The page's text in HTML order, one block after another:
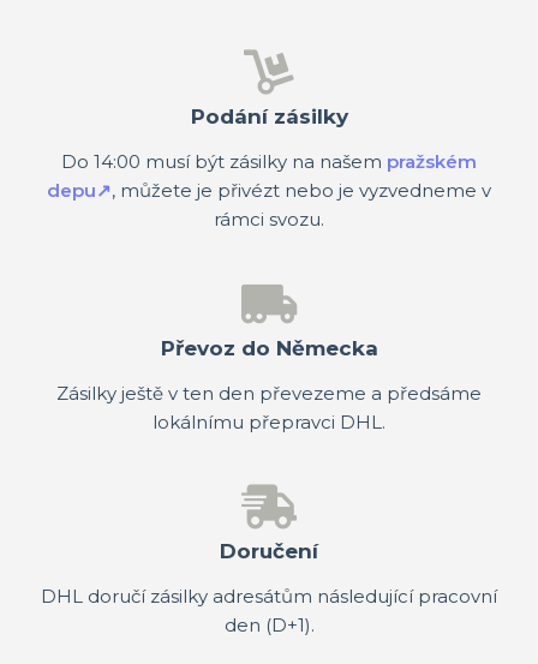
Podání zásilky
Do 14:00 musí být zásilky na našem pražském
depu↗, můžete je přivézt nebo je vyzvedneme v
rámci svozu.
Převoz do Německa
Zásilky ještě v ten den převezeme a předsáme
lokálnímu přepravci DHL.
Doručení
DHL doručí zásilky adresátům následující pracovní
den (D+1).